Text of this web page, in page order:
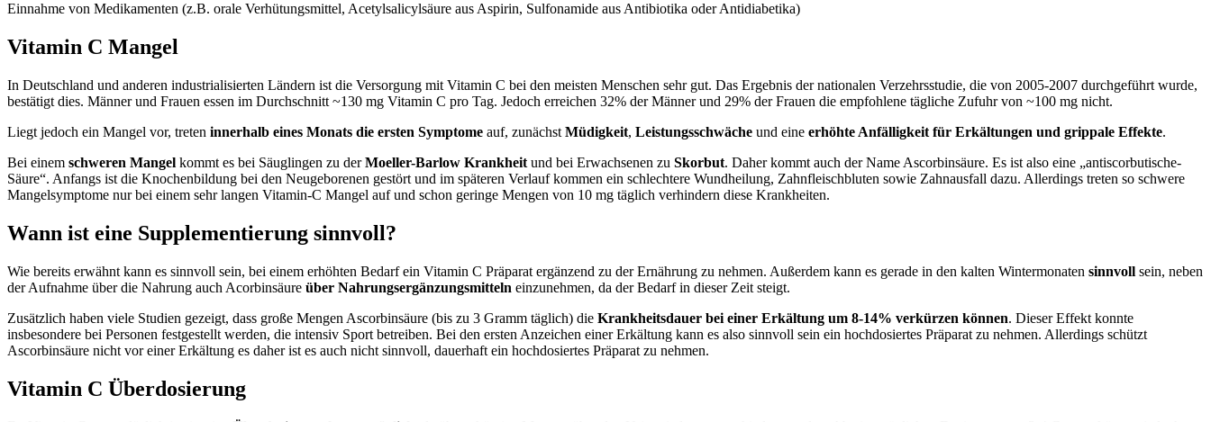
Einnahme von Medikamenten (z.B. orale Verhütungsmittel, Acetylsalicylsäure aus Aspirin, Sulfonamide aus Antibiotika oder Antidiabetika)
Vitamin C Mangel
In Deutschland und anderen industrialisierten Ländern ist die Versorgung mit Vitamin C bei den meisten Menschen sehr gut. Das Ergebnis der nationalen Verzehrsstudie, die von 2005-2007 durchgeführt wurde,
bestätigt dies. Männer und Frauen essen im Durchschnitt ~130 mg Vitamin C pro Tag. Jedoch erreichen 32% der Männer und 29% der Frauen die empfohlene tägliche Zufuhr von ~100 mg nicht.
Liegt jedoch ein Mangel vor, treten innerhalb eines Monats die ersten Symptome auf, zunächst Müdigkeit, Leistungsschwäche und eine erhöhte Anfälligkeit für Erkältungen und grippale Effekte.
Bei einem schweren Mangel kommt es bei Säuglingen zu derMoeller-Barlow Krankheit und bei Erwachsenen zu Skorbut. Daher kommt auch der Name Ascorbinsäure. Es ist also eine „antiscorbutische-
Säure“. Anfangs ist die Knochenbildung bei den Neugeborenen gestört und im späteren Verlauf kommen ein schlechtere Wundheilung, Zahnfleischbluten sowie Zahnausfall dazu. Allerdings treten so schwere
Mangelsymptome nur bei einem sehr langen Vitamin-C Mangel auf und schon geringe Mengen von 10 mg täglich verhindern diese Krankheiten.
Wann ist eine Supplementierung sinnvoll?
Wie bereits erwähnt kann es sinnvoll sein, bei einem erhöhten Bedarf ein Vitamin C Präparat ergänzend zu der Ernährung zu nehmen. Außerdem kann es gerade in den kalten Wintermonaten sinnvoll sein, neben
der Aufnahme über die Nahrung auch Acorbinsäure über Nahrungsergänzungsmitteln einzunehmen, da der Bedarf in dieser Zeit steigt.
Zusätzlich haben viele Studien gezeigt, dass große Mengen Ascorbinsäure (bis zu 3 Gramm täglich) die Krankheitsdauer bei einer Erkältung um 8-14% verkürzen können. Dieser Effekt konnte
insbesondere bei Personen festgestellt werden, die intensiv Sport betreiben. Bei den ersten Anzeichen einer Erkältung kann es also sinnvoll sein ein hochdosiertes Präparat zu nehmen. Allerdings schützt
Ascorbinsäure nicht vor einer Erkältung es daher ist es auch nicht sinnvoll, dauerhaft ein hochdosiertes Präparat zu nehmen.
Vitamin C Überdosierung